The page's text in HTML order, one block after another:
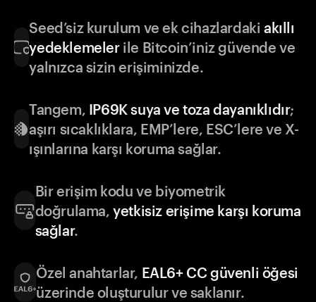
Seed’siz kurulum ve ek cihazlardakiakıllı
yedeklemelerile Bitcoin’iniz güvende ve
yalnızca sizin erişiminizde.
Tangem, IP69K suya ve toza dayanıklıdır;
aşırı sıcaklıklara, EMP’lere, ESC’lere ve X-
ışınlarına karşı koruma sağlar.
Bir erişim kodu ve biyometrik
doğrulama,yetkisiz erişime karşı koruma
sağlar.
Özel anahtarlar, EAL6+ CC güvenli öğesi
üzerinde oluşturulur ve saklanır.